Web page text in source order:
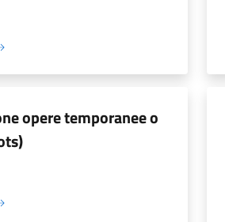
opere temporanee o